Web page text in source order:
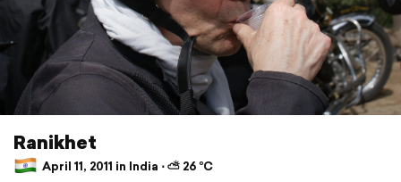
Ranikhet
April 11, 2011 in India ⋅ ⛅ 26 °C